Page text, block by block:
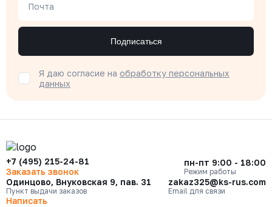
Почта
Подписаться
Я даю согласие на обработку персональных
данных
+7 (495) 215-24-81
Заказать звонок
пн-пт 9:00 - 18:00
Режим работы
Одинцово, Внуковская 9, пав. 31
Пункт выдачи заказов
zakaz325@ks-rus.com
Email для связи
Написать